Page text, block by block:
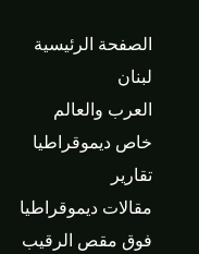
الصفحة الرئيسية
لبنان
العرب والعالم
خاص ديموقراطيا
تقارير
مقالات ديموقراطيا
فوق مقص الرقيب